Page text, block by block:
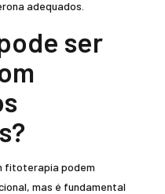
adequados.
ser
fitoterapia podem
mas é fundamental